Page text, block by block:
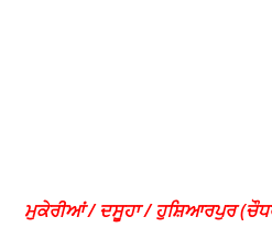
ਮੁਕੇਰੀਆਂ / ਦਸੂਹਾ / ਹੁਸ਼ਿਆਰਪੁਰ